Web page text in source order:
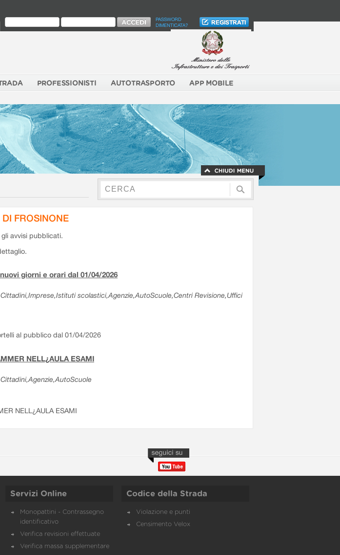
PASSWORD
DIMENTICATA?
PROFESSIONISTI AUTOTRASPORTO APP MOBILE
FROSINONE
avvisi pubblicati.
giorni e orari dal 01/04/2026
scolastici,Agenzie,AutoScuole,Centri Revisione,Uffici
al pubblico dal 01/04/2026
NELL¿AULA ESAMI
NELL¿AULA ESAMI
Servizi Online
Monopattini - Contrassegno
identificativo
Verifica revisioni effettuate
Verifica massa supplementare
Codice della Strada
Violazione e punti
Censimento Velox